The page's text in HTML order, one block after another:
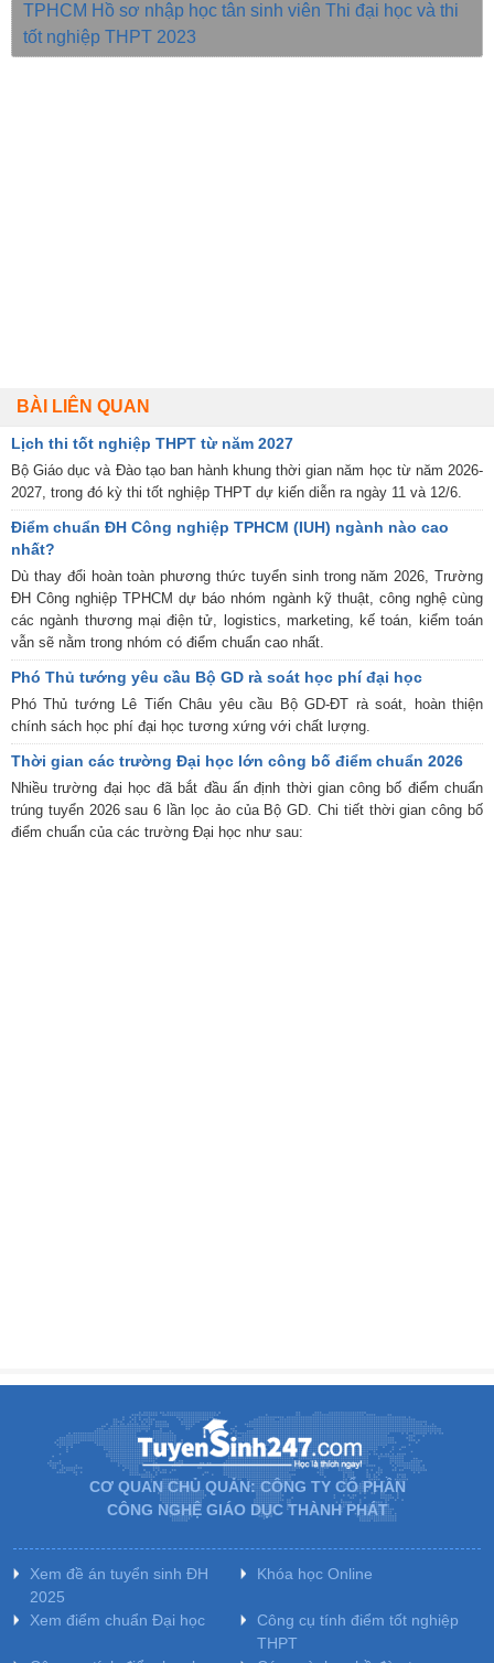
TPHCM Hồ sơ nhập học tân sinh viên Thi đại học và thi
tốt nghiệp THPT 2023
BÀI LIÊN QUAN
Lịch thi tốt nghiệp THPT từ năm 2027
Bộ Giáo dục và Đào tạo ban hành khung thời gian năm học từ năm 2026-
2027, trong đó kỳ thi tốt nghiệp THPT dự kiến diễn ra ngày 11 và 12/6.
Điểm chuẩn ĐH Công nghiệp TPHCM (IUH) ngành nào cao
nhất?
Dù thay đổi hoàn toàn phương thức tuyển sinh trong năm 2026, Trường
ĐH Công nghiệp TPHCM dự báo nhóm ngành kỹ thuật, công nghệ cùng
các ngành thương mại điện tử, logistics, marketing, kế toán, kiểm toán
vẫn sẽ nằm trong nhóm có điểm chuẩn cao nhất.
Phó Thủ tướng yêu cầu Bộ GD rà soát học phí đại học
Phó Thủ tướng Lê Tiến Châu yêu cầu Bộ GD-ĐT rà soát, hoàn thiện
chính sách học phí đại học tương xứng với chất lượng.
Thời gian các trường Đại học lớn công bố điểm chuẩn 2026
Nhiều trường đại học đã bắt đầu ấn định thời gian công bố điểm chuẩn
trúng tuyển 2026 sau 6 lần lọc ảo của Bộ GD. Chi tiết thời gian công bố
điểm chuẩn của các trường Đại học như sau:
CƠ QUAN CHỦ QUẢN: CÔNG TY CỔ PHẦN
CÔNG NGHỆ GIÁO DỤC THÀNH PHÁT
Xem đề án tuyển sinh ĐH
2025
Khóa học Online
Xem điểm chuẩn Đại học
Công cụ tính điểm tốt nghiệp
THPT